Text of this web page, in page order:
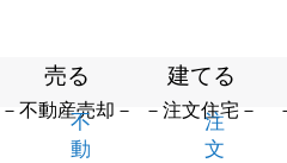
売る
－不動産売却－
不
動
建てる
－注文住宅－
注
文